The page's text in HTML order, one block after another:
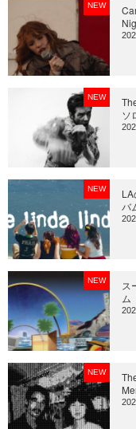
NEW
NEW
ソ
NEW
バ
NEW
ス
ム
NEW